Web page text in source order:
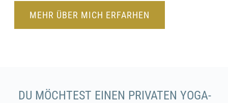
MEHR ÜBER MICH ERFARHEN
DU MÖCHTEST EINEN PRIVATEN YOGA-